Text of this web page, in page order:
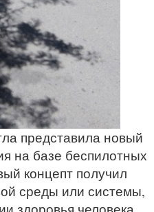
представила новый
на базе беспилотных
концепт получил
среды или системы,